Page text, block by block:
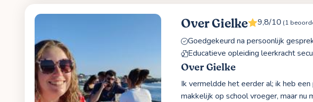
Over Gielke 9,8/10 (1
Goedgekeurd na persoonlijk
Educatieve opleiding leerkracht
Over Gielke
Ik vermeldde het eerder al; ik heb
makkelijk op school vroeger, maar